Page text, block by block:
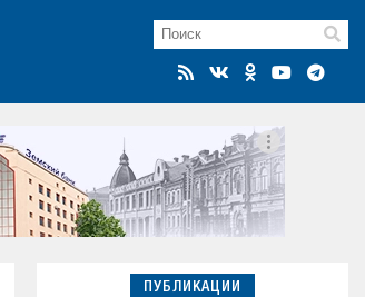
ПУБЛИКАЦИИ